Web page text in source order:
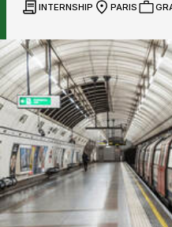
INTERNSHIP PARIS